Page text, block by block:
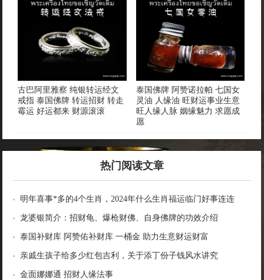
古巴阿里雅察 纯银转运经文
戒指 泰国佛牌 转运招财 转走
霉运 好运都来 财源滚滚
泰国佛牌 阿赞诺拉帕 七国女
灵油 人缘油 旺财运事业生意
旺人缘人脉 姻缘魅力 求愿成
愿
热门阅读文章
明年喜事*多的4个生肖，2024年什么生肖福运临门好事连连
龙婆银简介：招财龟、爆枪财佛、自身佛牌的功效介绍
泰国补财库 阿赞佑补财库 一桶金 助力生意财运财富
亲戚生孩子给多少红包吉利，关于添丁份子钱风水讲究
金面娜娜通 招财人缘法事